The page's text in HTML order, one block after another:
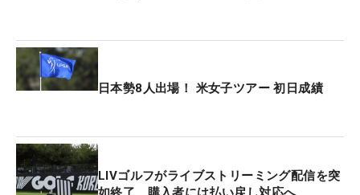
日本勢8人出場！ 米女子ツアー 初日成績
LIVゴルフがライブストリーミング配信を突